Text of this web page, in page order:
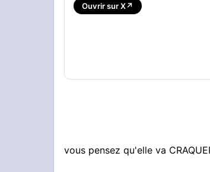
Ouvrir sur X↗
vous pensez qu'elle va